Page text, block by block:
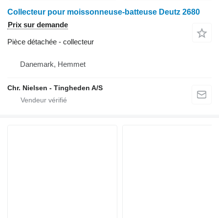
Collecteur pour moissonneuse-batteuse Deutz 2680
Prix sur demande
Pièce détachée - collecteur
Danemark, Hemmet
Chr. Nielsen - Tingheden A/S